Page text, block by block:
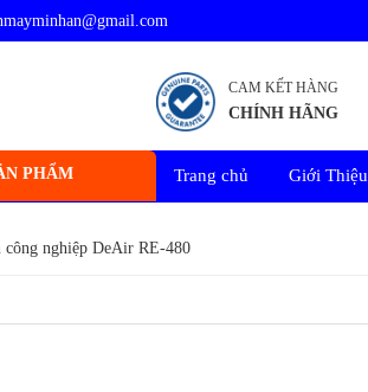
CAM KẾT HÀNG
CHÍNH HÃNG
Trang chủ Giới Thiệu
PHẨM
công nghiệp DeAir RE-480